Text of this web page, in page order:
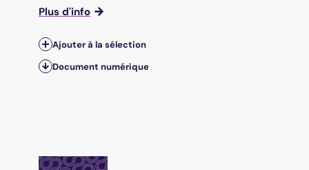
Plus d'info
Ajouter à la sélection
Document numérique